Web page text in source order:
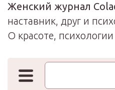
Женский журнал
наставник, друг и
О красоте,
Поиск по сайту